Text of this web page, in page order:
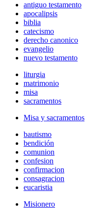
antiguo testamento
apocalipsis
biblia
catecismo
derecho canonico
evangelio
nuevo testamento
liturgia
matrimonio
misa
sacramentos
Misa y sacramentos
bautismo
bendición
comunion
confesion
confirmacion
consagracion
eucaristia
Misionero